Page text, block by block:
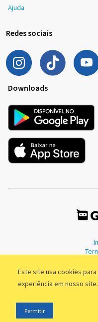
Este site usa cookies
experiência em nosso site.
Permitir
Ajuda
Redes sociais
Downloads
©2011 - 2026, GetNinjas
Fernandes Coelho, 85